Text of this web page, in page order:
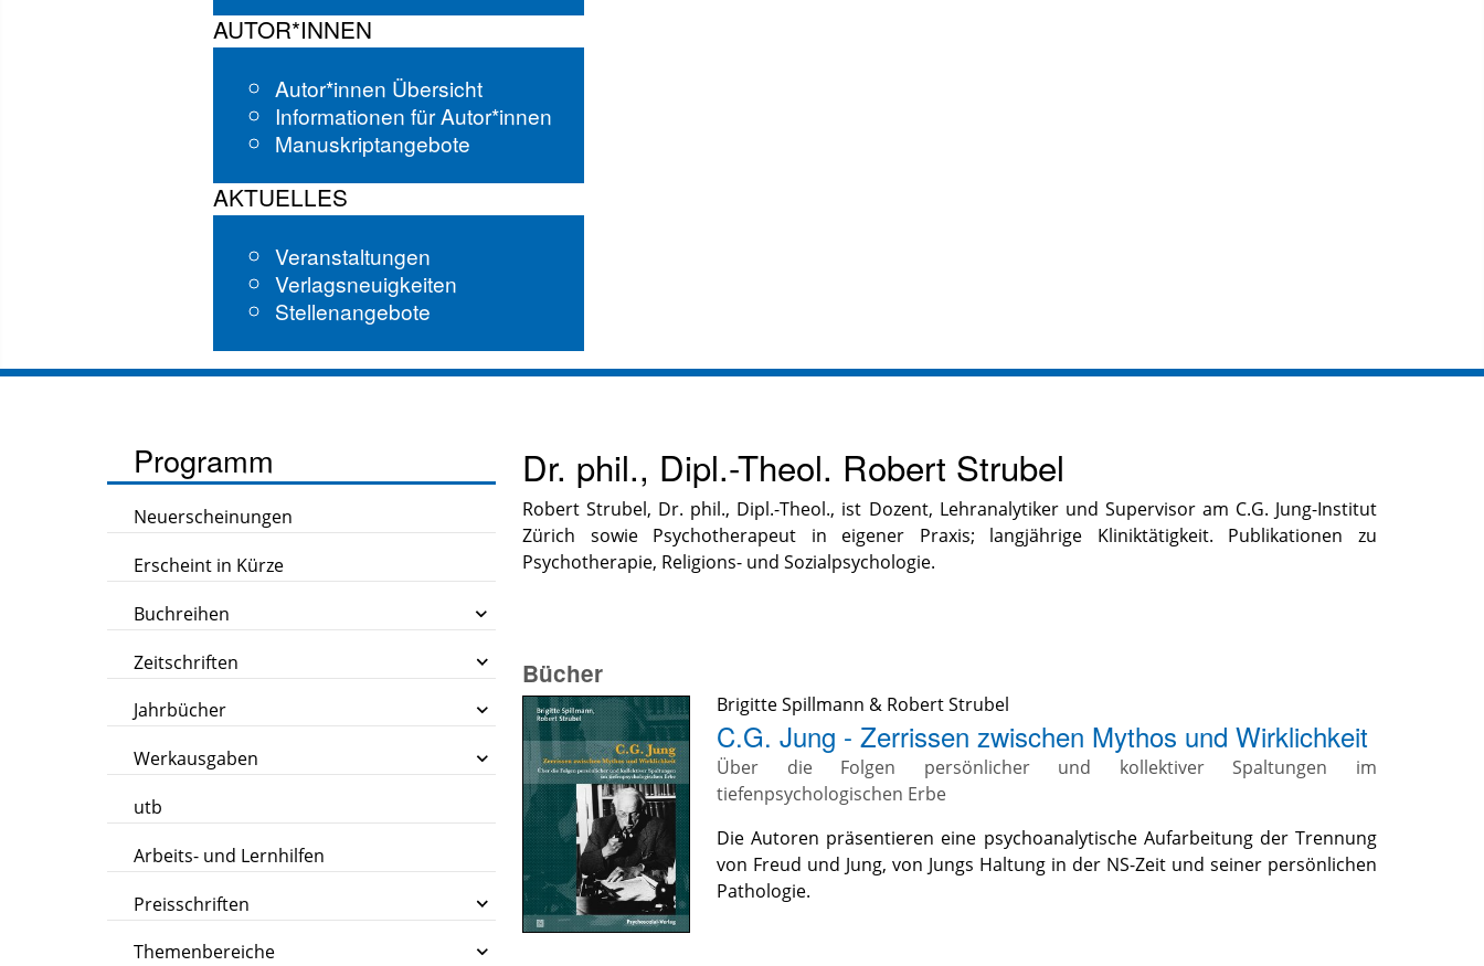
AUTOR*INNEN
Autor*innen Übersicht
Informationen für Autor*innen
Manuskriptangebote
AKTUELLES
Veranstaltungen
Verlagsneuigkeiten
Stellenangebote
Programm
Neuerscheinungen
Erscheint in Kürze
Buchreihen
Zeitschriften
Jahrbücher
Werkausgaben
utb
Arbeits- und Lernhilfen
Preisschriften
Themenbereiche
Dr. phil., Dipl.-Theol. Robert Strubel
Robert Strubel, Dr. phil., Dipl.-Theol., ist Dozent, Lehranalytiker und Supervisor am C.G. Jung-Institut
Zürich sowie Psychotherapeut in eigener Praxis; langjährige Kliniktätigkeit. Publikationen zu
Psychotherapie, Religions- und Sozialpsychologie.
Bücher
Brigitte Spillmann & Robert Strubel
C.G. Jung - Zerrissen zwischen Mythos und Wirklichkeit
Über die Folgen persönlicher und kollektiver Spaltungen im
tiefenpsychologischen Erbe
Die Autoren präsentieren eine psychoanalytische Aufarbeitung der Trennung
von Freud und Jung, von Jungs Haltung in der NS-Zeit und seiner persönlichen
Pathologie.